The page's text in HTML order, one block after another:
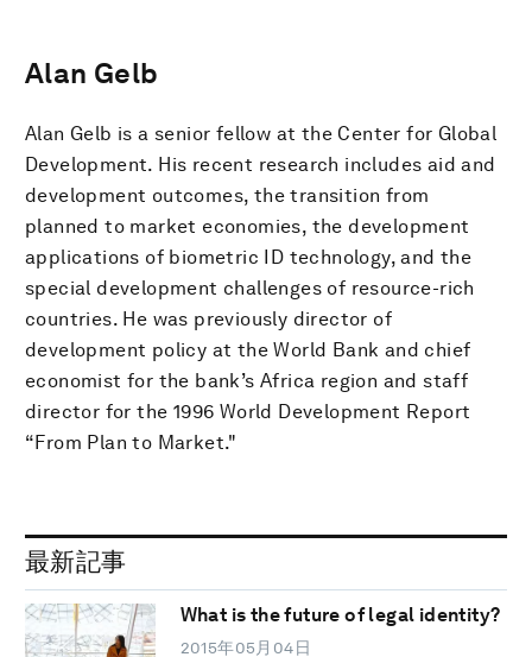
Alan Gelb
Alan Gelb is a senior fellow at the Center for Global
Development. His recent research includes aid and
development outcomes, the transition from
planned to market economies, the development
applications of biometric ID technology, and the
special development challenges of resource-rich
countries. He was previously director of
development policy at the World Bank and chief
economist for the bank’s Africa region and staff
director for the 1996 World Development Report
“From Plan to Market."
最新記事
What is the future of legal identity?
2015年05月04日